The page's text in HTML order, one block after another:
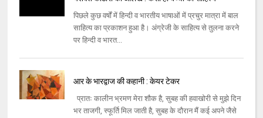
पिछले कुछ वर्षों में हिन्दी व भारतीय भाषाओं में प्रचुर मात्रा में बाल
साहित्य का प्रकाशन हुआ है। अंग्रेजी के साहित्य से तुलना करने
पर हिन्दी व भारत...
आर के भारद्वाज की कहानी : केयर टेकर
प्रातः कालीन भ्रमण मेरा शौक है, सुबह की हवाखोरी से मुझे दिन
भर ताजगी, स्‍फूर्ति मिल जाती है, सुबह के दौरान मैं कई अपने जैसे